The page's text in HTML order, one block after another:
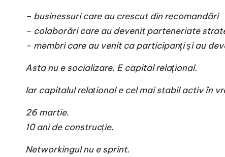
– businessuri care au crescut din recomandări
– colaborări care au devenit parteneriate
– membri care au venit ca participanți și au
Asta nu e socializare. E capital relațional.
Iar capitalul relațional e cel mai stabil activ în
26 martie.
10 ani de construcție.
Networkingul nu e sprint.